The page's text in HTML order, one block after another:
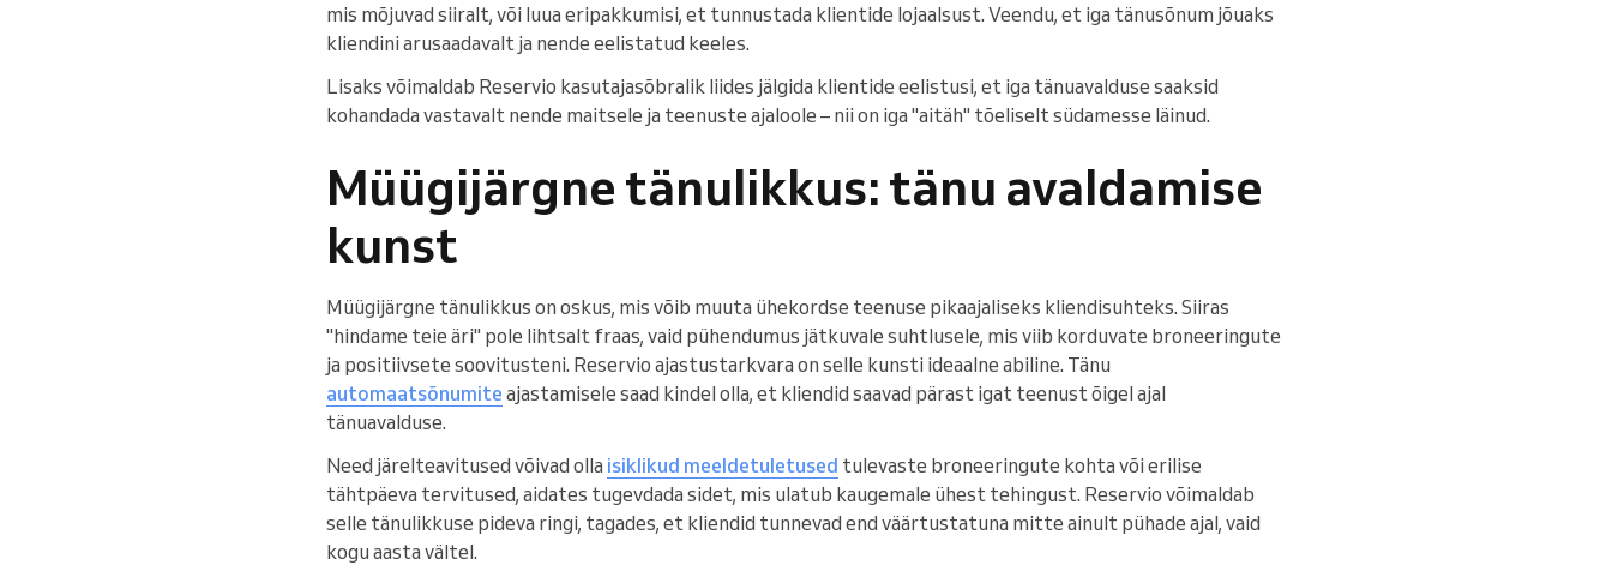
mis mõjuvad siiralt, või luua eripakkumisi, et tunnustada klientide lojaalsust. Veendu, et iga tänusõnum jõuaks
kliendini arusaadavalt ja nende eelistatud keeles.
Lisaks võimaldab Reservio kasutajasõbralik liides jälgida klientide eelistusi, et iga tänuavalduse saaksid
kohandada vastavalt nende maitsele ja teenuste ajaloole – nii on iga "aitäh" tõeliselt südamesse läinud.
Müügijärgne tänulikkus: tänu avaldamise
kunst
Müügijärgne tänulikkus on oskus, mis võib muuta ühekordse teenuse pikaajaliseks kliendisuhteks. Siiras
"hindame teie äri" pole lihtsalt fraas, vaid pühendumus jätkuvale suhtlusele, mis viib korduvate broneeringute
ja positiivsete soovitusteni. Reservio ajastustarkvara on selle kunsti ideaalne abiline. Tänu
automaatsõnumite ajastamisele saad kindel olla, et kliendid saavad pärast igat teenust õigel ajal
tänuavalduse.
Need järelteavitused võivad olla isiklikud meeldetuletused tulevaste broneeringute kohta või erilise
tähtpäeva tervitused, aidates tugevdada sidet, mis ulatub kaugemale ühest tehingust. Reservio võimaldab
selle tänulikkuse pideva ringi, tagades, et kliendid tunnevad end väärtustatuna mitte ainult pühade ajal, vaid
kogu aasta vältel.